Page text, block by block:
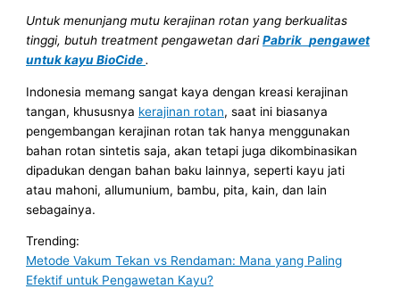
Untuk menunjang mutukerajinan rotan yang berkualitas
tinggi, butuh treatment pengawetan dariPabrik pengawet
untuk kayu BioCide.
Indonesia memang sangat kaya dengan kreasi kerajinan
tangan, khususnya kerajinan rotan, saat ini biasanya
pengembangan kerajinan rotan tak hanya menggunakan
bahan rotan sintetis saja, akan tetapi juga dikombinasikan
dipadukan dengan bahan baku lainnya, seperti kayu jati
atau mahoni, allumunium, bambu, pita, kain, dan lain
sebagainya.
Trending:
Metode Vakum Tekan vs Rendaman: Mana yang Paling
Efektif untuk Pengawetan Kayu?